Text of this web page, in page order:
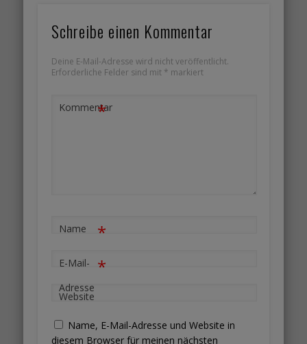
Schreibe einen Kommentar
Deine E-Mail-Adresse wird nicht veröffentlicht.
Erforderliche Felder sind mit * markiert
Kommentar
*
Name *
E-Mail-
Adresse
*
Website
Name, E-Mail-Adresse und Website in
diesem Browser für meinen nächsten